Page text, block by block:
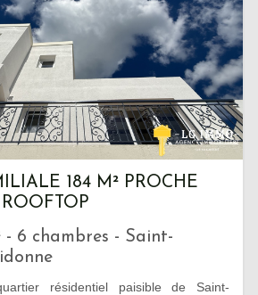
184 M² PROCHE
- 6 chambres - Saint-
résidentiel paisible de Saint-